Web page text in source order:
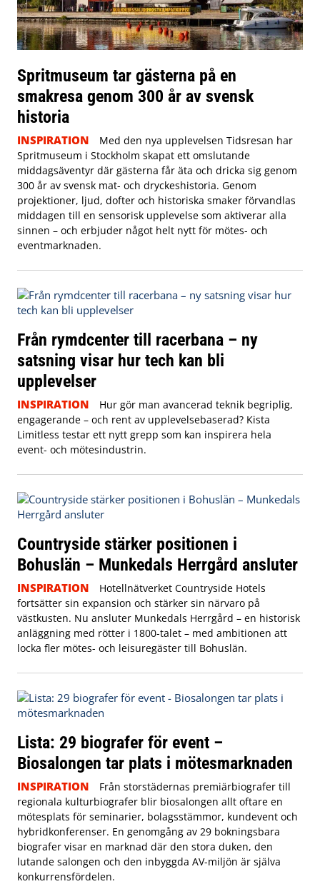
Spritmuseum tar gästerna på en
smakresa genom 300 år av svensk
historia
INSPIRATION
Med den nya upplevelsen Tidsresan har
Spritmuseum i Stockholm skapat ett omslutande
middagsäventyr där gästerna får äta och dricka sig genom
300 år av svensk mat- och dryckeshistoria. Genom
projektioner, ljud, dofter och historiska smaker förvandlas
middagen till en sensorisk upplevelse som aktiverar alla
sinnen – och erbjuder något helt nytt för mötes- och
eventmarknaden.
Från rymdcenter till racerbana – ny
satsning visar hur tech kan bli
upplevelser
INSPIRATION
Hur gör man avancerad teknik begriplig,
engagerande – och rent av upplevelsebaserad? Kista
Limitless testar ett nytt grepp som kan inspirera hela
event- och mötesindustrin.
Countryside stärker positionen i
Bohuslän – Munkedals Herrgård ansluter
INSPIRATION
Hotellnätverket Countryside Hotels
fortsätter sin expansion och stärker sin närvaro på
västkusten. Nu ansluter Munkedals Herrgård – en historisk
anläggning med rötter i 1800-talet – med ambitionen att
locka fler mötes- och leisuregäster till Bohuslän.
Lista: 29 biografer för event –
Biosalongen tar plats i mötesmarknaden
INSPIRATION
Från storstädernas premiärbiografer till
regionala kulturbiografer blir biosalongen allt oftare en
mötesplats för seminarier, bolagsstämmor, kundevent och
hybridkonferenser. En genomgång av 29 bokningsbara
biografer visar en marknad där den stora duken, den
lutande salongen och den inbyggda AV-miljön är själva
konkurrensfördelen.